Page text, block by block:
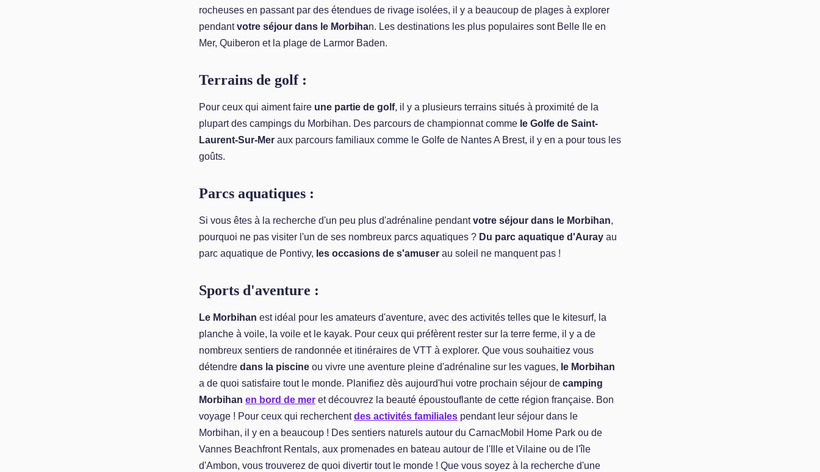
rocheuses en passant par des étendues de rivage isolées, il y a beaucoup de plages à explorer
pendantvotre séjour dans le Morbihan. Les destinations les plus populaires sont Belle Ile en
Mer, Quiberon et la plage de Larmor Baden.
Terrains de golf :
Pour ceux qui aiment faire une partie de golf, il y a plusieurs terrains situés à proximité de la
plupart des campings du Morbihan. Des parcours de championnat comme le Golfe de Saint-
Laurent-Sur-Mer aux parcours familiaux comme le Golfe de Nantes A Brest, il y en a pour tous les
goûts.
Parcs aquatiques :
Si vous êtes à la recherche d'un peu plus d'adrénaline pendantvotre séjour dans le Morbihan,
pourquoi ne pas visiter l'un de ses nombreux parcs aquatiques ? Du parc aquatique d'Auray au
parc aquatique de Pontivy, les occasions de s'amuser au soleil ne manquent pas !
Sports d'aventure :
Le Morbihan est idéal pour les amateurs d'aventure, avec des activités telles que le kitesurf, la
planche à voile, la voile et le kayak. Pour ceux qui préfèrent rester sur la terre ferme, il y a de
nombreux sentiers de randonnée et itinéraires de VTT à explorer. Que vous souhaitiez vous
détendre dans la piscine ou vivre une aventure pleine d'adrénaline sur les vagues, le Morbihan
a de quoi satisfaire tout le monde. Planifiez dès aujourd'hui votre prochain séjour de camping
Morbihan en bord de mer et découvrez la beauté époustouflante de cette région française. Bon
voyage ! Pour ceux qui recherchentdes activités familiales pendant leur séjour dans le
Morbihan, il y en a beaucoup ! Des sentiers naturels autour du CarnacMobil Home Park ou de
Vannes Beachfront Rentals, aux promenades en bateau autour de l'Ille et Vilaine ou de l'île
d'Ambon, vous trouverez de quoi divertir tout le monde ! Que vous soyez à la recherche d'une